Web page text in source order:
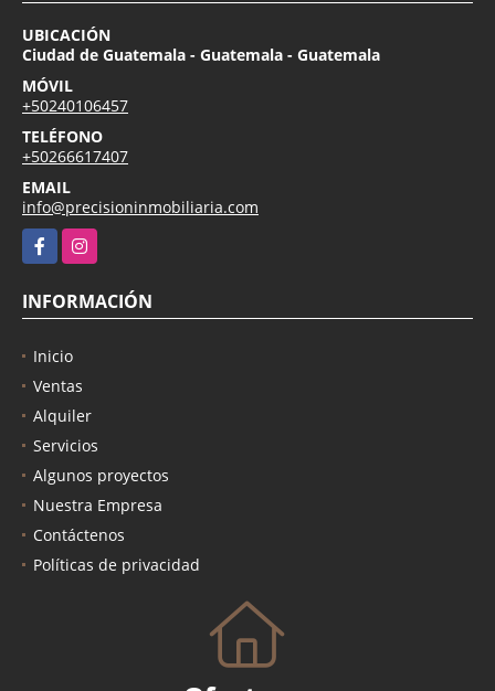
UBICACIÓN
Ciudad de Guatemala - Guatemala - Guatemala
MÓVIL
+50240106457
TELÉFONO
+50266617407
EMAIL
info@precisioninmobiliaria.com
FacebookInstagram
INFORMACIÓN
Inicio
Ventas
Alquiler
Servicios
Algunos proyectos
Nuestra Empresa
Contáctenos
Políticas de privacidad